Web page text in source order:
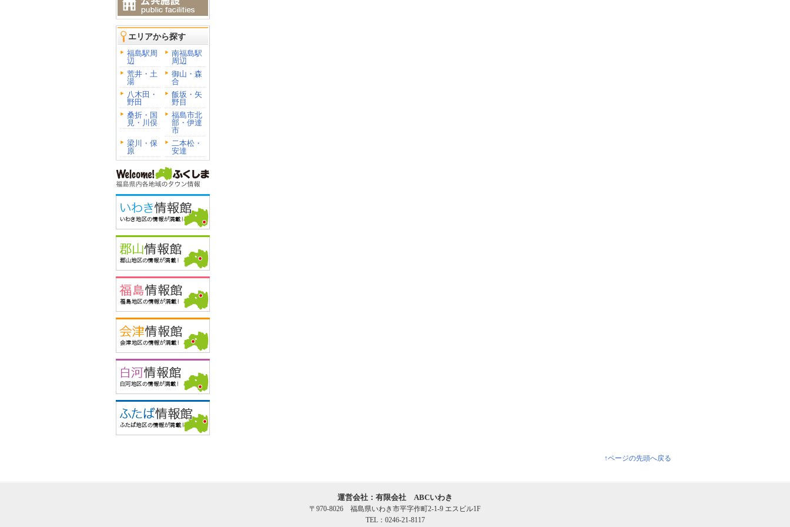
エリアから探す
福島駅周
辺
南福島駅
周辺
荒井・土
湯
御山・森
合
八木田・
野田
飯坂・矢
野目
桑折・国
見・川俣
福島市北
部・伊達
市
梁川・保
原
二本松・
安達
↑ページの先頭へ戻る
運営会社：有限会社 ABCいわき
〒970-8026 福島県いわき市平字作町2-1-9 エスビル1F
TEL：0246-21-8117